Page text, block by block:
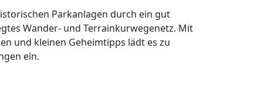
Parkanlagen durch ein gut
Wander- und Terrainkurwegenetz. Mit
und kleinen Geheimtipps lädt es zu
ein.